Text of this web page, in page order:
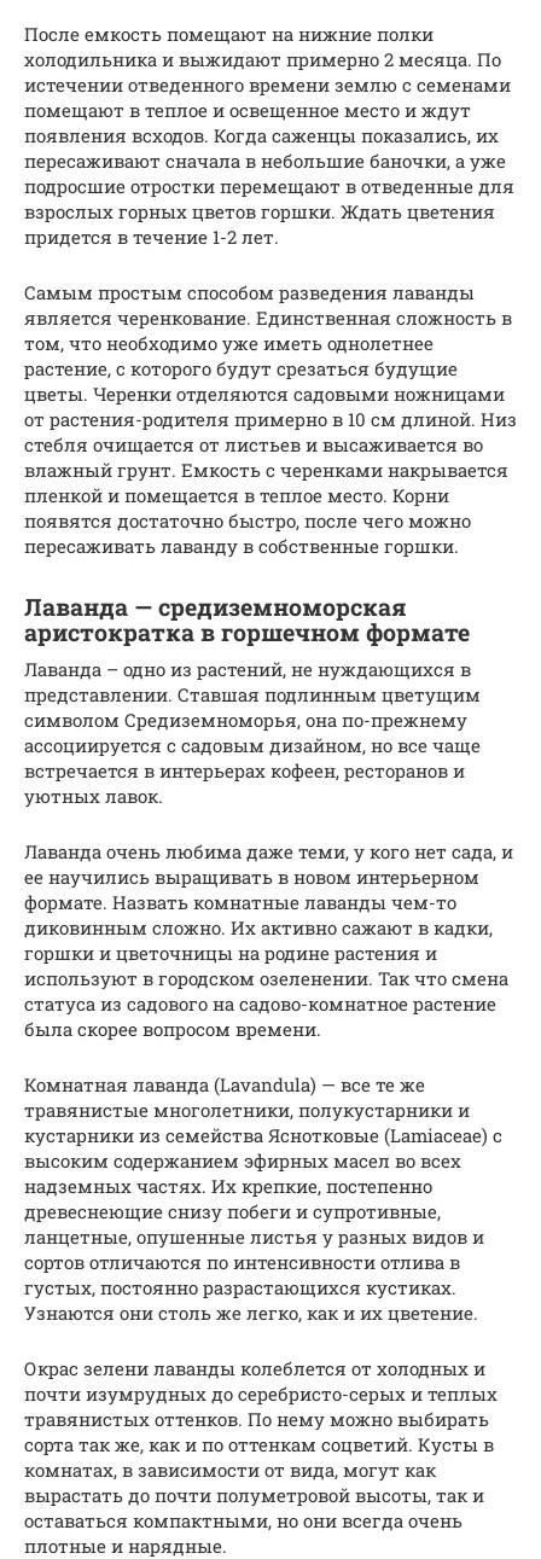
После емкость помещают на нижние полки
холодильника и выжидают примерно 2 месяца. По
истечении отведенного времени землю с семенами
помещают в теплое и освещенное место и ждут
появления всходов. Когда саженцы показались, их
пересаживают сначала в небольшие баночки, а уже
подросшие отростки перемещают в отведенные для
взрослых горных цветов горшки. Ждать цветения
придется в течение 1-2 лет.
Самым простым способом разведения лаванды
является черенкование. Единственная сложность в
том, что необходимо уже иметь однолетнее
растение, с которого будут срезаться будущие
цветы. Черенки отделяются садовыми ножницами
от растения-родителя примерно в 10 см длиной. Низ
стебля очищается от листьев и высаживается во
влажный грунт. Емкость с черенками накрывается
пленкой и помещается в теплое место. Корни
появятся достаточно быстро, после чего можно
пересаживать лаванду в собственные горшки.
Лаванда — средиземноморская
аристократка в горшечном формате
Лаванда – одно из растений, не нуждающихся в
представлении. Ставшая подлинным цветущим
символом Средиземноморья, она по-прежнему
ассоциируется с садовым дизайном, но все чаще
встречается в интерьерах кофеен, ресторанов и
уютных лавок.
Лаванда очень любима даже теми, у кого нет сада, и
ее научились выращивать в новом интерьерном
формате. Назвать комнатные лаванды чем-то
диковинным сложно. Их активно сажают в кадки,
горшки и цветочницы на родине растения и
используют в городском озеленении. Так что смена
статуса из садового на садово-комнатное растение
была скорее вопросом времени.
Комнатная лаванда (Lavandula) — все те же
травянистые многолетники, полукустарники и
кустарники из семейства Яснотковые (Lamiaceae) с
высоким содержанием эфирных масел во всех
надземных частях. Их крепкие, постепенно
древеснеющие снизу побеги и супротивные,
ланцетные, опушенные листья у разных видов и
сортов отличаются по интенсивности отлива в
густых, постоянно разрастающихся кустиках.
Узнаются они столь же легко, как и их цветение.
Окрас зелени лаванды колеблется от холодных и
почти изумрудных до серебристо-серых и теплых
травянистых оттенков. По нему можно выбирать
сорта так же, как и по оттенкам соцветий. Кусты в
комнатах, в зависимости от вида, могут как
вырастать до почти полуметровой высоты, так и
оставаться компактными, но они всегда очень
плотные и нарядные.